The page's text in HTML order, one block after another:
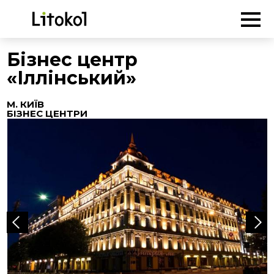
ГОЛОВНА -Об'єкти Бізнес центр «Іллінський»
Бізнес центр
«Іллінський»
М. КИЇВ
БІЗНЕС ЦЕНТРИ